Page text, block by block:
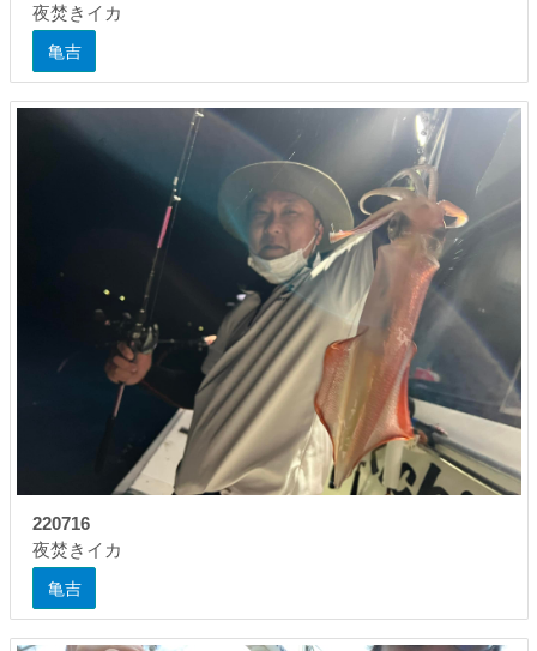
夜焚きイカ
亀吉
220716
夜焚きイカ
亀吉